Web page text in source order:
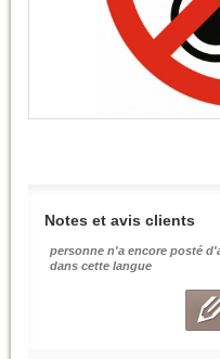
Notes et avis clients
personne n'a encore posté
dans cette langue